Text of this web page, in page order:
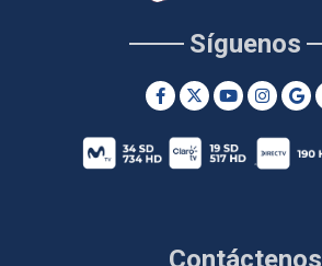
Síguenos